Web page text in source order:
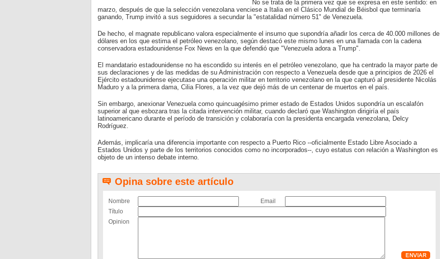
No se trata de la primera vez que se expresa en este sentido: en
marzo, después de que la selección venezolana venciese a Italia en el Clásico Mundial de Béisbol que terminaría
ganando, Trump invitó a sus seguidores a secundar la "estatalidad número 51" de Venezuela.
De hecho, el magnate republicano valora especialmente el insumo que supondría añadir los cerca de 40.000 millones de
dólares en los que estima el petróleo venezolano, según destacó este mismo lunes en una llamada con la cadena
conservadora estadounidense Fox News en la que defendió que "Venezuela adora a Trump".
El mandatario estadounidense no ha escondido su interés en el petróleo venezolano, que ha centrado la mayor parte de
sus declaraciones y de las medidas de su Administración con respecto a Venezuela desde que a principios de 2026 el
Ejército estadounidense ejecutase una operación militar en territorio venezolano en la que capturó al presidente Nicolás
Maduro y a la primera dama, Cilia Flores, a la vez que dejó más de un centenar de muertos en el país.
Sin embargo, anexionar Venezuela como quincuagésimo primer estado de Estados Unidos supondría un escalafón
superior al que esbozara tras la citada intervención militar, cuando declaró que Washington dirigiría el país
latinoamericano durante el período de transición y colaboraría con la presidenta encargada venezolana, Delcy
Rodríguez.
Además, implicaría una diferencia importante con respecto a Puerto Rico --oficialmente Estado Libre Asociado a
Estados Unidos y parte de los territorios conocidos como no incorporados--, cuyo estatus con relación a Washington es
objeto de un intenso debate interno.
Opina sobre este artículo
Nombre
Email
Título
Opinion